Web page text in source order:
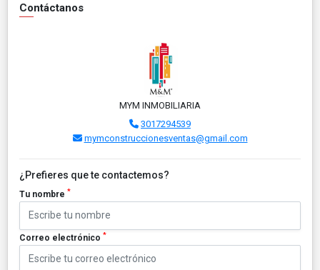
Contáctanos
MYM INMOBILIARIA
3017294539
mymconstruccionesventas@gmail.com
¿Prefieres que te contactemos?
Tu nombre *
Correo electrónico *